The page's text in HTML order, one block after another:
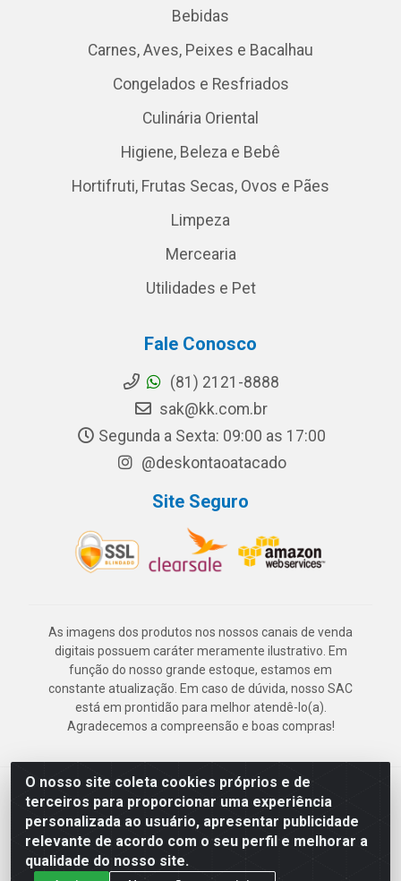
O nosso site coleta cookies próprios e de
terceiros para proporcionar uma experiência
personalizada ao usuário, apresentar publicidade
relevante de acordo com o seu perfil e melhorar a
qualidade do nosso site.
Bebidas
Carnes, Aves, Peixes e Bacalhau
Congelados e Resfriados
Culinária Oriental
Higiene, Beleza e Bebê
Hortifruti, Frutas Secas, Ovos e Pães
Limpeza
Mercearia
Utilidades e Pet
Fale Conosco
(81) 2121-8888
sak@kk.com.br
Segunda a Sexta: 09:00 as 17:00
@deskontaoatacado
Site Seguro
As imagens dos produtos nos nossos canais de venda
digitais possuem caráter meramente ilustrativo. Em
função do nosso grande estoque, estamos em
constante atualização. Em caso de dúvida, nosso SAC
está em prontidão para melhor atendê-lo(a).
Agradecemos a compreensão e boas compras!
Deskontão Atacado - Av. Marechal Mascarenhas de Morais, 2471 -
Imbiribeira - Recife/PE - CEP 51.150-001 - CNPJ 24.150.377/0003-
57